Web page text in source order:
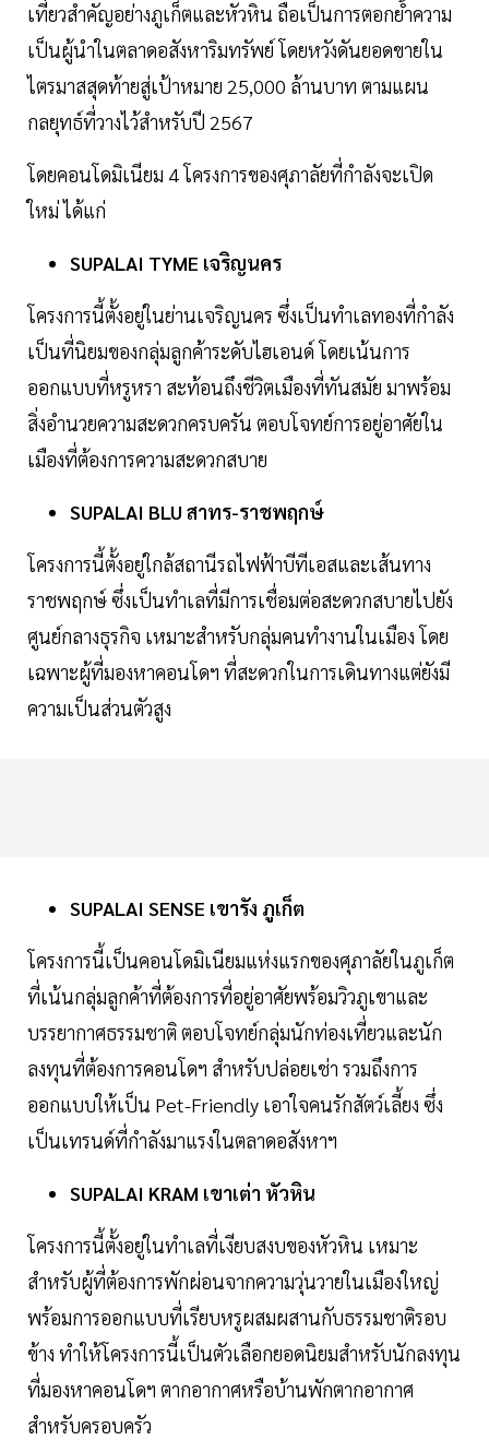
เที่ยวสำคัญอย่างภูเก็ตและหัวหิน ถือเป็นการตอกย้ำความ
เป็นผู้นำในตลาดอสังหาริมทรัพย์ โดยหวังดันยอดขายใน
ไตรมาสสุดท้ายสู่เป้าหมาย 25,000 ล้านบาท ตามแผน
กลยุทธ์ที่วางไว้สำหรับปี 2567
โดยคอนโดมิเนียม 4 โครงการของศุภาลัยที่กำลังจะเปิด
ใหม่ ได้แก่
SUPALAI TYME เจริญนคร
โครงการนี้ตั้งอยู่ในย่านเจริญนคร ซึ่งเป็นทำเลทองที่กำลัง
เป็นที่นิยมของกลุ่มลูกค้าระดับไฮเอนด์ โดยเน้นการ
ออกแบบที่หรูหรา สะท้อนถึงชีวิตเมืองที่ทันสมัย มาพร้อม
สิ่งอำนวยความสะดวกครบครัน ตอบโจทย์การอยู่อาศัยใน
เมืองที่ต้องการความสะดวกสบาย
SUPALAI BLU สาทร-ราชพฤกษ์
โครงการนี้ตั้งอยู่ใกล้สถานีรถไฟฟ้าบีทีเอสและเส้นทาง
ราชพฤกษ์ ซึ่งเป็นทำเลที่มีการเชื่อมต่อสะดวกสบายไปยัง
ศูนย์กลางธุรกิจ เหมาะสำหรับกลุ่มคนทำงานในเมือง โดย
เฉพาะผู้ที่มองหาคอนโดฯ ที่สะดวกในการเดินทางแต่ยังมี
ความเป็นส่วนตัวสูง
SUPALAI SENSE เขารัง ภูเก็ต
โครงการนี้เป็นคอนโดมิเนียมแห่งแรกของศุภาลัยในภูเก็ต
ที่เน้นกลุ่มลูกค้าที่ต้องการที่อยู่อาศัยพร้อมวิวภูเขาและ
บรรยากาศธรรมชาติ ตอบโจทย์กลุ่มนักท่องเที่ยวและนัก
ลงทุนที่ต้องการคอนโดฯ สำหรับปล่อยเช่า รวมถึงการ
ออกแบบให้เป็น Pet-Friendly เอาใจคนรักสัตว์เลี้ยง ซึ่ง
เป็นเทรนด์ที่กำลังมาแรงในตลาดอสังหาฯ
SUPALAI KRAM เขาเต่า หัวหิน
โครงการนี้ตั้งอยู่ในทำเลที่เงียบสงบของหัวหิน เหมาะ
สำหรับผู้ที่ต้องการพักผ่อนจากความวุ่นวายในเมืองใหญ่
พร้อมการออกแบบที่เรียบหรูผสมผสานกับธรรมชาติรอบ
ข้าง ทำให้โครงการนี้เป็นตัวเลือกยอดนิยมสำหรับนักลงทุน
ที่มองหาคอนโดฯ ตากอากาศหรือบ้านพักตากอากาศ
สำหรับครอบครัว